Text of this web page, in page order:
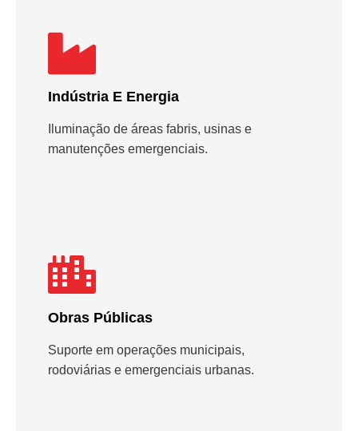
Indústria E Energia
Iluminação de áreas fabris, usinas e
manutenções emergenciais.
Obras Públicas
Suporte em operações municipais,
rodoviárias e emergenciais urbanas.